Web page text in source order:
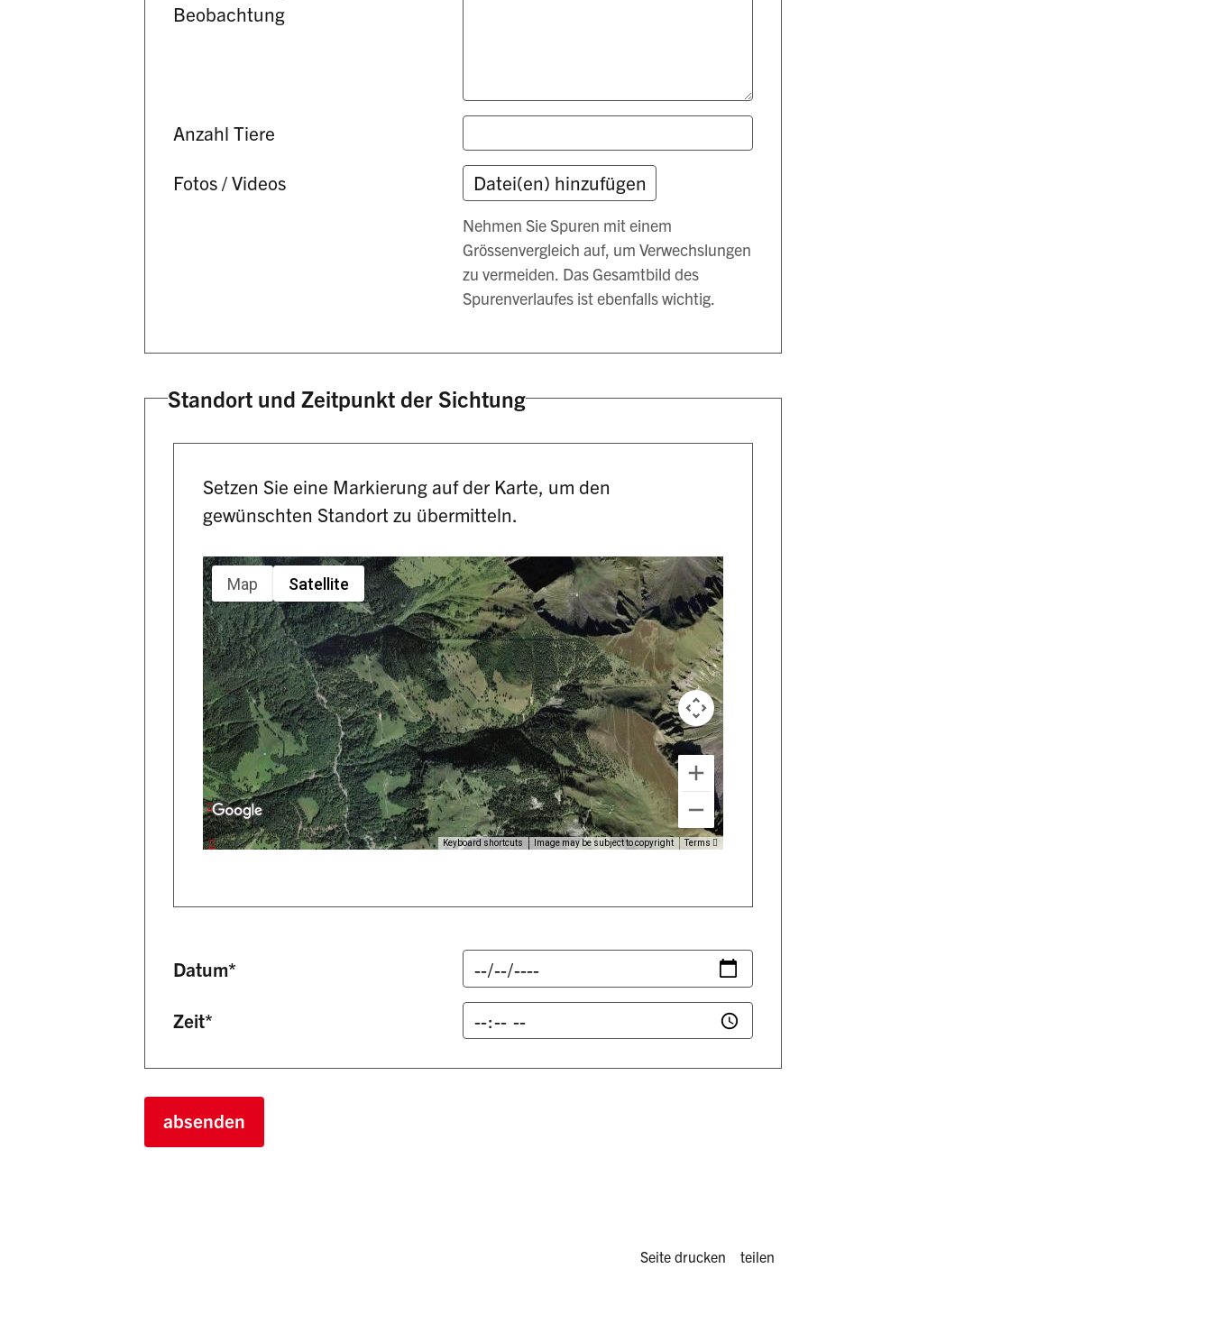
Beobachtung
Anzahl Tiere
Fotos / Videos
Nehmen Sie Spuren mit einem
Grössenvergleich auf, um Verwechslungen
zu vermeiden. Das Gesamtbild des
Spurenverlaufes ist ebenfalls wichtig.
Standort und Zeitpunkt der Sichtung
Setzen Sie eine Markierung auf der Karte, um den
gewünschten Standort zu übermitteln.
Map Satellite
Keyboard shortcuts Image may be subject to copyright Terms
Datum*
Zeit*
absenden
Diese Seite drucken oder teilen:
Seite drucken teilen